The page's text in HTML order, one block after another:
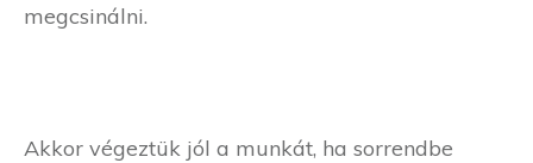
megcsinálni.
Akkor végeztük jól a munkát, ha sorrendbe